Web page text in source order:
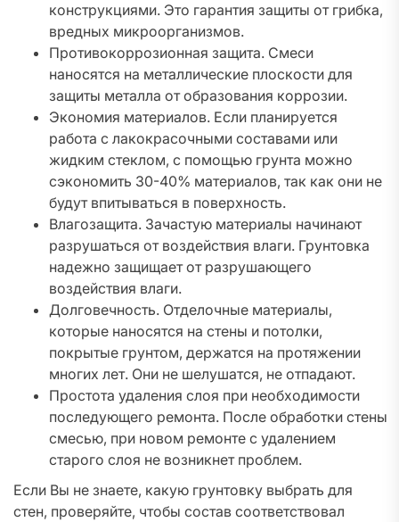
конструкциями. Это гарантия защиты от грибка,
вредных микроорганизмов.
Противокоррозионная защита. Смеси
наносятся на металлические плоскости для
защиты металла от образования коррозии.
Экономия материалов. Если планируется
работа с лакокрасочными составами или
жидким стеклом, с помощью грунта можно
сэкономить 30-40% материалов, так как они не
будут впитываться в поверхность.
Влагозащита. Зачастую материалы начинают
разрушаться от воздействия влаги. Грунтовка
надежно защищает от разрушающего
воздействия влаги.
Долговечность. Отделочные материалы,
которые наносятся на стены и потолки,
покрытые грунтом, держатся на протяжении
многих лет. Они не шелушатся, не отпадают.
Простота удаления слоя при необходимости
последующего ремонта. После обработки стены
смесью, при новом ремонте с удалением
старого слоя не возникнет проблем.
Если Вы не знаете, какую грунтовку выбрать для
стен, проверяйте, чтобы состав соответствовал